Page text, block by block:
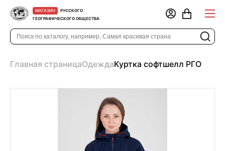
МАГАЗИН
РУССКОГО
ГЕОГРАФИЧЕСКОГО ОБЩЕСТВА
Главная страницаОдеждаКуртка софтшелл РГО